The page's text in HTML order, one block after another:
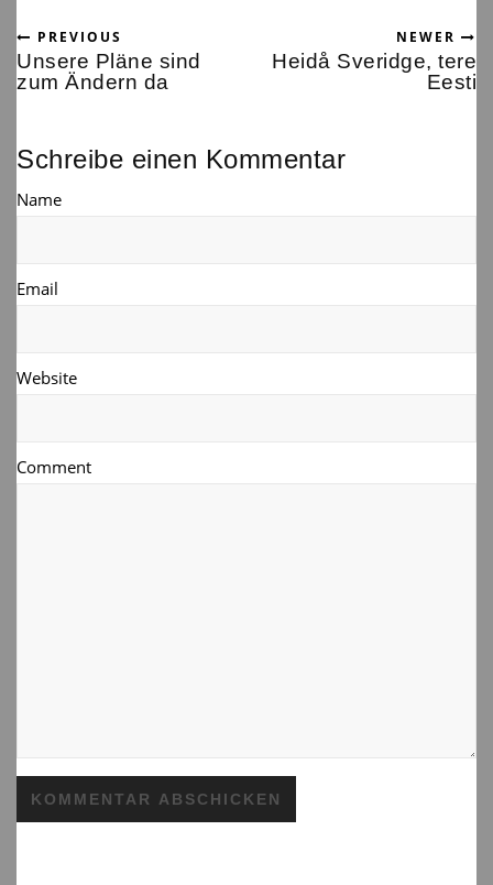
PREVIOUS
Unsere Pläne sind
zum Ändern da
NEWER
Heidå Sveridge, tere
Eesti
Schreibe einen Kommentar
Name
Email
Website
Comment